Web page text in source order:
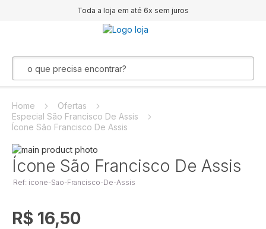
Toda a loja em até 6x sem juros
Home
Ofertas
Especial São Francisco De Assis
Ícone São Francisco De Assis
Pular
para
o
final
Galeria
de
Saltar
para
o
Galeria
Ícone São Francisco De Assis
Ref: icone-Sao-Francisco-De-Assis
R$ 16,50